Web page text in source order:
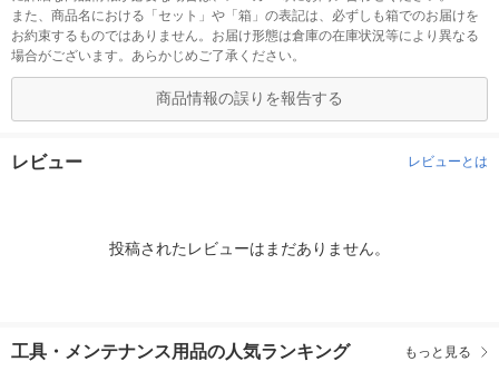
また、商品名における「セット」や「箱」の表記は、必ずしも箱でのお届けを
お約束するものではありません。お届け形態は倉庫の在庫状況等により異なる
場合がございます。あらかじめご了承ください。
商品情報の誤りを報告する
レビュー レビューとは
投稿されたレビューはまだありません。
工具・メンテナンス用品の人気ランキング もっと見る